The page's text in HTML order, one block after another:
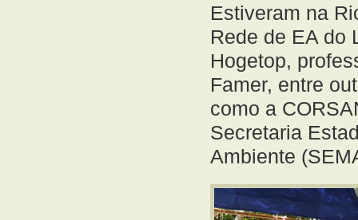
Estiveram na
Rede de EA do
Hogetop,
Famer, entre
como a
Secretaria
Ambiente